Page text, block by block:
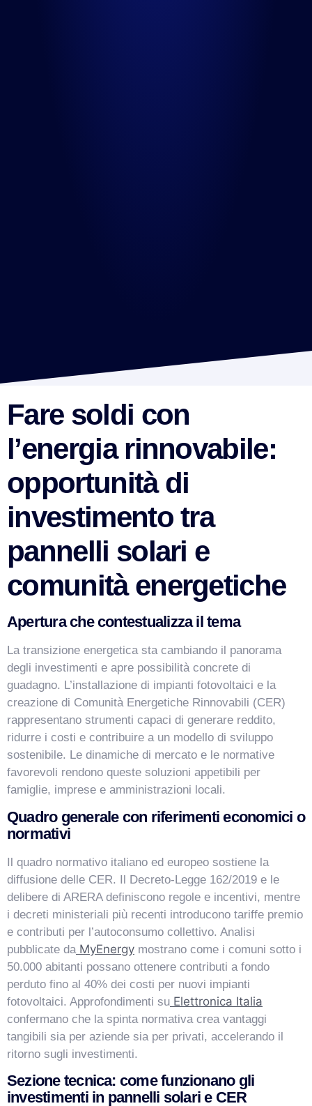
Fare soldi con
l’energia rinnovabile:
opportunità di
investimento tra
pannelli solari e
comunità energetiche
Apertura che contestualizza il tema
La transizione energetica sta cambiando il panorama
degli investimenti e apre possibilità concrete di
guadagno. L’installazione di impianti fotovoltaici e la
creazione di Comunità Energetiche Rinnovabili (CER)
rappresentano strumenti capaci di generare reddito,
ridurre i costi e contribuire a un modello di sviluppo
sostenibile. Le dinamiche di mercato e le normative
favorevoli rendono queste soluzioni appetibili per
famiglie, imprese e amministrazioni locali.
Quadro generale con riferimenti economici o
normativi
Il quadro normativo italiano ed europeo sostiene la
diffusione delle CER. Il Decreto-Legge 162/2019 e le
delibere di ARERA definiscono regole e incentivi, mentre
i decreti ministeriali più recenti introducono tariffe premio
e contributi per l’autoconsumo collettivo. Analisi
pubblicate da MyEnergy mostrano come i comuni sotto i
50.000 abitanti possano ottenere contributi a fondo
perduto fino al 40% dei costi per nuovi impianti
fotovoltaici. Approfondimenti su Elettronica Italia
confermano che la spinta normativa crea vantaggi
tangibili sia per aziende sia per privati, accelerando il
ritorno sugli investimenti.
Sezione tecnica: come funzionano gli
investimenti in pannelli solari e CER
VismarChat AI Agent
Salve! Sono VismarChat, l'agente AI di Vismarcorp. In
cosa possiamo esserti utile?